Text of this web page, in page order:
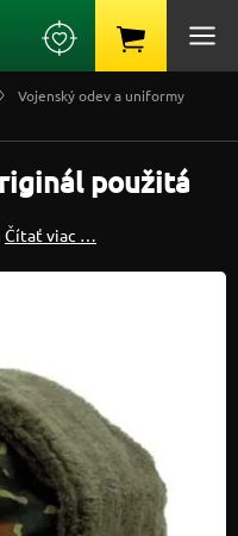
Vojenský odev a uniformy
použitá
Čítať viac …